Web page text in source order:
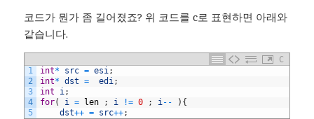
코드가 뭔가 좀 길어졌죠? 위 코드를 c로 표현하면 아래와
같습니다.
C
1
2
3
4
5
int* src = esi;
int* dst = edi;
int
i;
for( i = len ; i != 0 ; i-- ) {
dst++ = src++;